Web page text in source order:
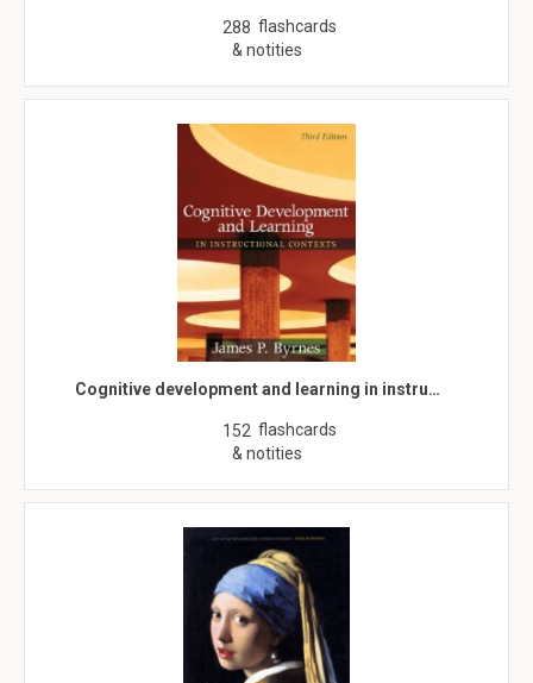
288 flashcards
& notities
Cognitive development and learning in instru…
152 flashcards
& notities